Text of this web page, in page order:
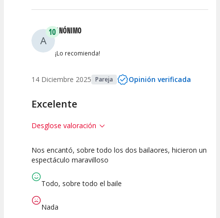
A
10ANÓNIMO
¡Lo recomienda!
14 Diciembre 2025 Pareja Opinión verificada
Excelente
Desglose valoración
10
Espectáculo
10
Escena
10
Nos encantó, sobre todo los dos bailaores, hicieron un
espectáculo maravilloso
Todo, sobre todo el baile
Nada